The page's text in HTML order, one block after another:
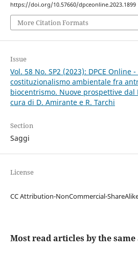
https://doi.org/10.57660/dpceonline.2023.1899
More Citation Formats
Issue
Vol. 58 No. SP2 (2023): DPCE Online
costituzionalismo ambientale fra
biocentrismo. Nuove prospettive dal
cura di D. Amirante e R. Tarchi
Section
Saggi
License
CC Attribution-NonCommercial-
Most read articles by the